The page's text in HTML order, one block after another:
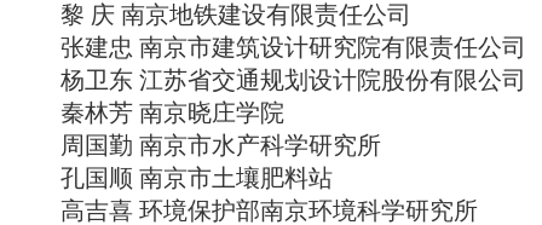
黎 庆 南京地铁建设有限责任公司
张建忠 南京市建筑设计研究院有限责任公司
杨卫东 江苏省交通规划设计院股份有限公司
秦林芳 南京晓庄学院
周国勤 南京市水产科学研究所
孔国顺 南京市土壤肥料站
高吉喜 环境保护部南京环境科学研究所